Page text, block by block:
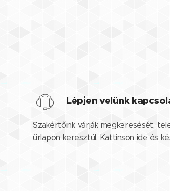
Lépjen velünk
Szakértőink várják megkeresését,
űrlapon keresztül. Kattinson ide és